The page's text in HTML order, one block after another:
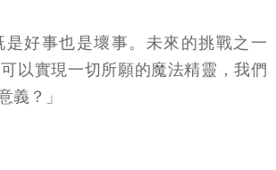
是好事也是壞事。未來的挑戰之一
以實現一切所願的魔法精靈，我們
義？」